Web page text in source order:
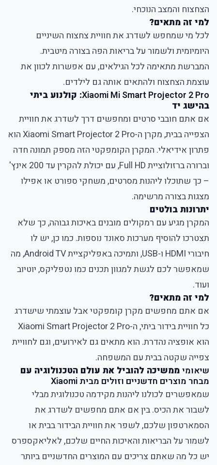
הצחצוח והמצב הנוכחי.
למי זה מתאים?
לכל מי שמחפש לשדרג את חוויית צחצוח השיניים
היומיומית ולשמור על בריאות הפה בצורה מיטבית.
המברשת מתאימה לכל הגילאים, עם אפשרות לכוון את
עוצמת הצחצוח ולהתאים אותה גם לילדים.
Xiaomi Mi Smart Projector 2 Pro: קולנוע ביתי
בהישג יד
אם אתם חובבי סרטים ומחפשים דרך לשדרג את חוויית
הצפייה בבית, מקרן ה-Xiaomi Smart Projector 2 Pro הוא
פתרון אידיאלי. המקרן הקומפקטי הזה מספק תמונה חדה
וברורה ברזולוציית Full HD, עם יכולת להקרין עד 200 אינץ'
– כך שתוכלו ליהנות מסרטים, משחקי ספורט או אפילו
מצגות בצורה מרשימה.
יתרונות בולטים
המקרן מגיע עם רמקולים מובנים באיכות גבוהה, כך שלא
תצטרכו להוסיף מערכות סאונד נוספות. כמו כן, יש לו
חיבורי HDMI ו-USB, ותמיכה באפליקציית Android TV, מה
שמאפשר לכם לגשת למגוון תכנים כמו נטפליקס, יוטיוב
ועוד.
למי זה מתאים?
אם אתם מחפשים מקרן קומפקטי אבל עוצמתי שישדרג
כל חוויית בידור ביתי, ה-Xiaomi Smart Projector 2 Pro
הוא אופציה נהדרת. הוא מתאים גם לאירועים, וגם לחוויית
צפייה שקטה בבית עם המשפחה.
שיאומיממשיכה להוביל את עולם הטכנולוגיה עם
מבחר מוצרים חדשניים וזולים מבית Xiaomi
שמאפשרים לכולנו ליהנות מקידמה טכנולוגית מבלי
לשבור את הכיס. בין אם אתם מחפשים לשדרג את
הסמארטפון שלכם, לשפר את חוויית הבידור בבית או
לשמור על הבריאות והאיכות החיים שלכם, לאליאקספרס
יש כל מה שאתם צריכים עם המוצרים החדשניים ביותר